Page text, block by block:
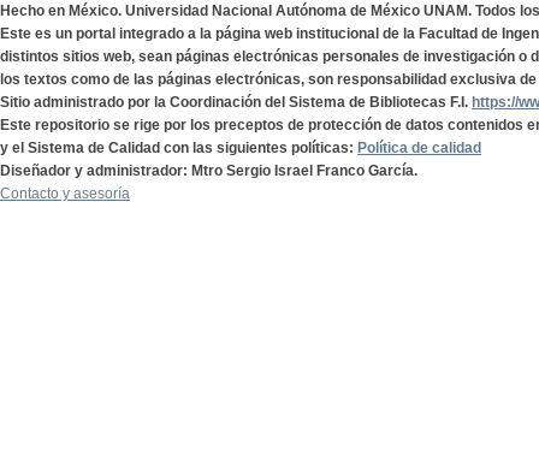
Hecho en México. Universidad Nacional Autónoma de México UNAM. Todos
Este es un portal integrado a la página web institucional de la Facultad de
distintos sitios web, sean páginas electrónicas personales de investigación o
los textos como de las páginas electrónicas, son responsabilidad exclusiva
Sitio administrado por la Coordinación del Sistema de Bibliotecas F.I. https://
Este repositorio se rige por los preceptos de protección de datos contenidos
y el Sistema de Calidad con las siguientes políticas: Política de calidad
Diseñador y administrador: Mtro Sergio Israel Franco García.
Contacto y asesoría